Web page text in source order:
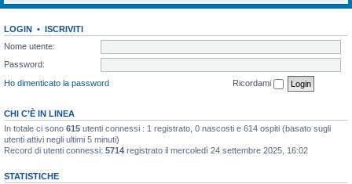
LOGIN • ISCRIVITI
Nome utente:
Password:
Ho dimenticato la password
Ricordami
CHI C’È IN LINEA
In totale ci sono 615 utenti connessi : 1 registrato, 0 nascosti e 614 ospiti (basato sugli
utenti attivi negli ultimi 5 minuti)
Record di utenti connessi: 5714 registrato il mercoledì 24 settembre 2025, 16:02
STATISTICHE